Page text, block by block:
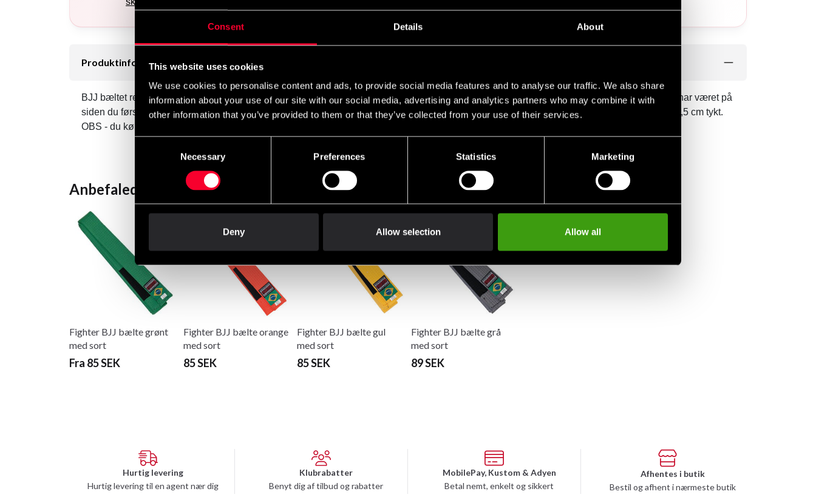
Consent Details About
This website uses cookies
We use cookies to personalise content and ads, to provide social media features and to analyse our traffic. We also share
information about your use of our site with our social media, advertising and analytics partners who may combine it with
other information that you’ve provided to them or that they’ve collected from your use of their services.
Necessary Preferences Statistics Marketing
Deny Allow selection Allow all
Produktinformation
BJJ bæltet repræsenterer mere end blot din rang i brasiliansk Jiu Jitsu - det repræsenterer timer på måtten, blod, sved og tårer, den rejse du har været på
siden du første gang trådte på måtten. BJJ rank bæltet fra Tatami Fightwear er fremstillet efter højeste standard. Bæltet er ca. 4 cm bredt og 0,5 cm tykt.
OBS - du køber samme størrelse i BJJ bælte, som du har i dit BJJ Gi.
Anbefalede produkter
Fighter BJJ bælte grønt
med sort
Fra 85 SEK
Fighter BJJ bælte orange
med sort
85 SEK
Fighter BJJ bælte gul
med sort
85 SEK
Fighter BJJ bælte grå
med sort
89 SEK
Hurtig levering
Hurtig levering til en agent nær dig
Klubrabatter
Benyt dig af tilbud og rabatter
MobilePay, Kustom & Adyen
Betal nemt, enkelt og sikkert
Afhentes i butik
Bestil og afhent i nærmeste butik